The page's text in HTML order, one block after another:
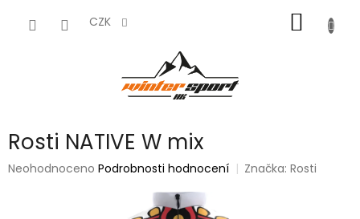
CZK
KOŠÍK
Rosti NATIVE W mix
Průměrné
Neohodnoceno Podrobnosti hodnocení Značka:Rosti